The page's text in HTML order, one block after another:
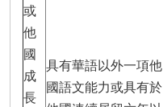
或
他
國
成
長
具有華語以外一項他
國語文能力或具有於